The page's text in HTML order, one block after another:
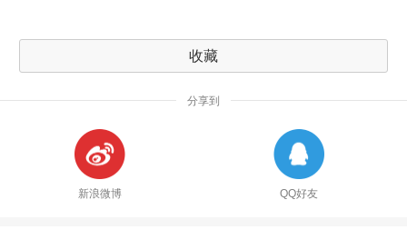
收藏
分享到
新浪微博 QQ好友